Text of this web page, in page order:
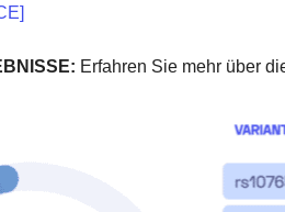
Erfahren Sie mehr über